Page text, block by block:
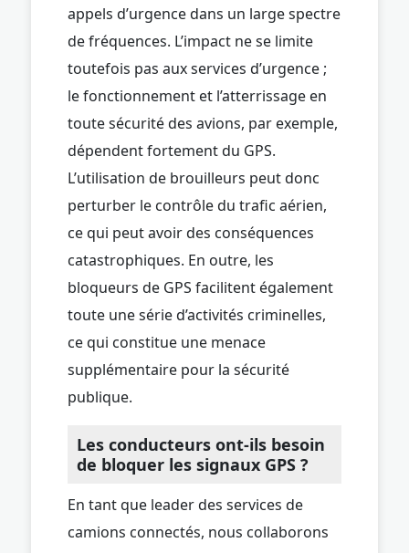
appels d’urgence dans un large spectre
de fréquences. L’impact ne se limite
toutefois pas aux services d’urgence ;
le fonctionnement et l’atterrissage en
toute sécurité des avions, par exemple,
dépendent fortement du GPS.
L’utilisation de brouilleurs peut donc
perturber le contrôle du trafic aérien,
ce qui peut avoir des conséquences
catastrophiques. En outre, les
bloqueurs de GPS facilitent également
toute une série d’activités criminelles,
ce qui constitue une menace
supplémentaire pour la sécurité
publique.
Les conducteurs ont-ils besoin
de bloquer les signaux GPS ?
En tant que leader des services de
camions connectés, nous collaborons